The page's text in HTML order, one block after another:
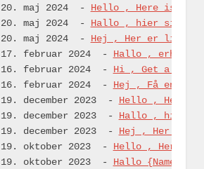
20. maj 2024
-
Hello , Here is some
20. maj 2024
-
Hallo , hier sind
20. maj 2024
-
Hej , Her er lidt nyt
17. februar 2024
-
Hallo , erhalten
16. februar 2024
-
Hi , Get a
16. februar 2024
-
Hej , Få en
19. december 2023
-
Hello , Here is
19. december 2023
-
Hallo , hier
19. december 2023
-
Hej , Her er
19. oktober 2023
-
Hello , Here is
19. oktober 2023
-
Hallo {Name},